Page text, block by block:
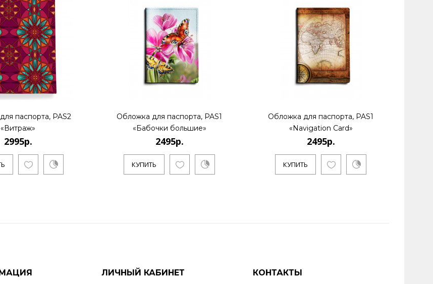
паспорта, PAS2
«Витраж»
2995р.
Обложка для паспорта, PAS1
«Бабочки большие»
2495р.
КУПИТЬ
Обложка для паспорта, PAS1
«Navigation Card»
2495р.
КУПИТЬ
ЛИЧНЫЙ КАБИНЕТ КОНТАКТЫ